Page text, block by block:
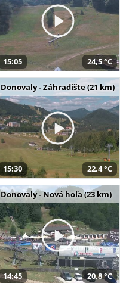
15:05 24,5 °C
Donovaly - Záhradište (21 km)
15:30 22,4 °C
Donovaly - Nová hoľa (23 km)
14:45 20,8 °C